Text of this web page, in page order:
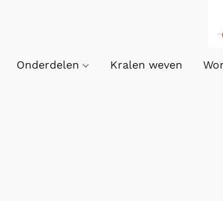
Onderdelen Kralen weven